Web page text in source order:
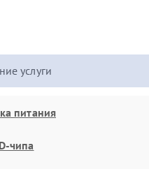
услуги
питания
чипа